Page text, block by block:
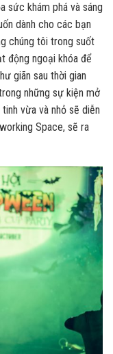
sức khám phá và sáng
dành cho các bạn
chúng tôi trong suốt
động ngoại khóa để
giãn sau thời gian
những sự kiện mở
vừa và nhỏ sẽ diễn
Space, sẽ ra